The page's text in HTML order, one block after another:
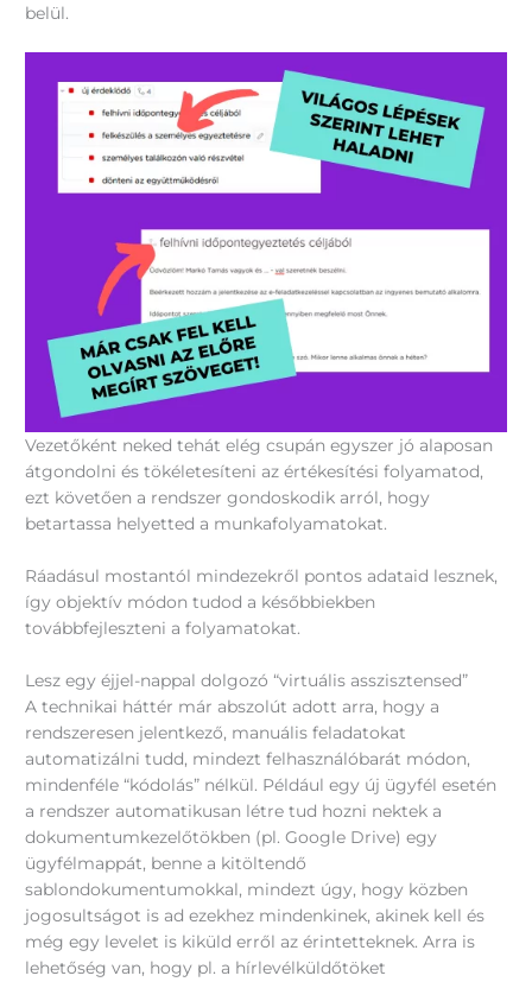
belül.
Vezetőként neked tehát elég csupán egyszer jó alaposan
átgondolni és tökéletesíteni az értékesítési folyamatod,
ezt követően a rendszer gondoskodik arról, hogy
betartassa helyetted a munkafolyamatokat.
Ráadásul mostantól mindezekről pontos adataid lesznek,
így objektív módon tudod a későbbiekben
továbbfejleszteni a folyamatokat.
Lesz egy éjjel-nappal dolgozó “virtuális asszisztensed”
A technikai háttér már abszolút adott arra, hogy a
rendszeresen jelentkező, manuális feladatokat
automatizálni tudd, mindezt felhasználóbarát módon,
mindenféle “kódolás” nélkül. Például egy új ügyfél esetén
a rendszer automatikusan létre tud hozni nektek a
dokumentumkezelőtökben (pl. Google Drive) egy
ügyfélmappát, benne a kitöltendő
sablondokumentumokkal, mindezt úgy, hogy közben
jogosultságot is ad ezekhez mindenkinek, akinek kell és
még egy levelet is kiküld erről az érintetteknek. Arra is
lehetőség van, hogy pl. a hírlevélküldőtöket